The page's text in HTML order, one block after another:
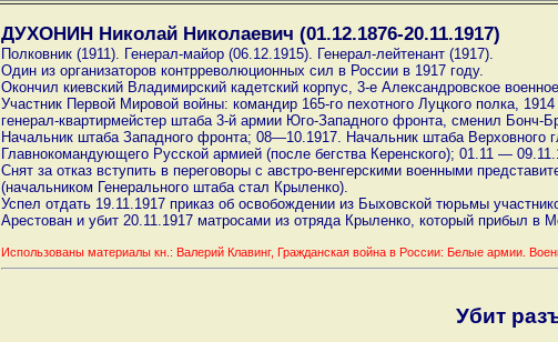
ДУХОНИН Николай Николаевич (01.12.1876-20.11.1917)
Полковник (1911). Генерал-майор (06.12.1915). Генерал-лейтенант (1917).
Один из организаторов контрреволюционных сил в России в 1917 году.
Окончил киевский Владимирский кадетский корпус, 3-е Александровское
Участник Первой Мировой войны: командир 165-го пехотного Луцкого полка,
генерал-квартирмейстер штаба 3-й армии Юго-Западного фронта, сменил
Начальник штаба Западного фронта; 08—10.1917. Начальник штаба
Главнокомандующего Русской армией (после бегства Керенского); 01.11 —
Снят за отказ вступить в переговоры с австро-венгерскими военными
(начальником Генерального штаба стал Крыленко).
Успел отдать 19.11.1917 приказ об освобождении из Быховской тюрьмы
Арестован и убит 20.11.1917 матросами из отряда Крыленко, который прибыл в
Использованы материалы кн.: Валерий Клавинг, Гражданская война в России: Белые армии.
Убит